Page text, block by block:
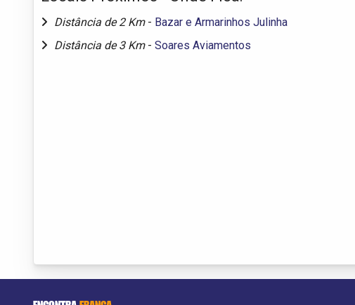
Distância de 2 Km - Bazar e Armarinhos Julinha
Distância de 3 Km - Soares Aviamentos